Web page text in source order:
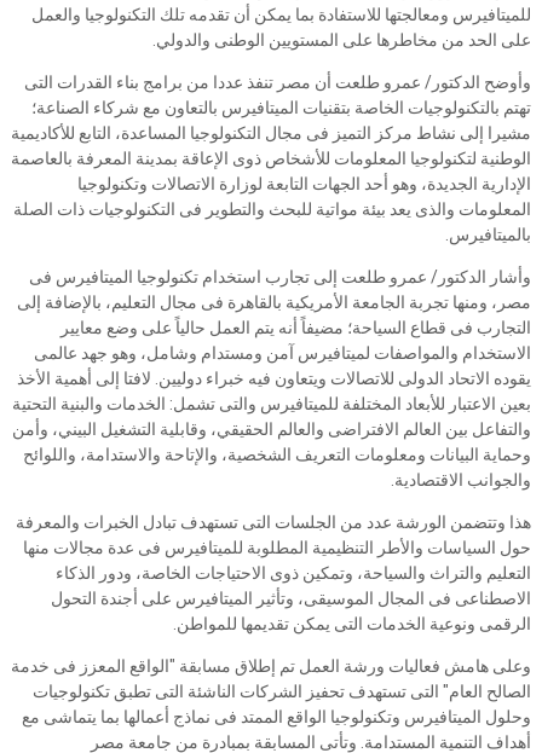
للميتافيرس ومعالجتها للاستفادة بما يمكن أن تقدمه تلك التكنولوجيا والعمل
على الحد من مخاطرها على المستويين الوطنى والدولي.
وأوضح الدكتور/ عمرو طلعت أن مصر تنفذ عددا من برامج بناء القدرات التى
تهتم بالتكنولوجيات الخاصة بتقنيات الميتافيرس بالتعاون مع شركاء الصناعة؛
مشيرا إلى نشاط مركز التميز فى مجال التكنولوجيا المساعدة، التابع للأكاديمية
الوطنية لتكنولوجيا المعلومات للأشخاص ذوى الإعاقة بمدينة المعرفة بالعاصمة
الإدارية الجديدة، وهو أحد الجهات التابعة لوزارة الاتصالات وتكنولوجيا
المعلومات والذى يعد بيئة مواتية للبحث والتطوير فى التكنولوجيات ذات الصلة
بالميتافيرس.
وأشار الدكتور/ عمرو طلعت إلى تجارب استخدام تكنولوجيا الميتافيرس فى
مصر، ومنها تجربة الجامعة الأمريكية بالقاهرة فى مجال التعليم، بالإضافة إلى
التجارب فى قطاع السياحة؛ مضيفاً أنه يتم العمل حالياً على وضع معايير
الاستخدام والمواصفات لميتافيرس آمن ومستدام وشامل، وهو جهد عالمى
يقوده الاتحاد الدولى للاتصالات ويتعاون فيه خبراء دوليين. لافتا إلى أهمية الأخذ
بعين الاعتبار للأبعاد المختلفة للميتافيرس والتى تشمل: الخدمات والبنية التحتية
والتفاعل بين العالم الافتراضى والعالم الحقيقي، وقابلية التشغيل البيني، وأمن
وحماية البيانات ومعلومات التعريف الشخصية، والإتاحة والاستدامة، واللوائح
والجوانب الاقتصادية.
هذا وتتضمن الورشة عدد من الجلسات التى تستهدف تبادل الخبرات والمعرفة
حول السياسات والأطر التنظيمية المطلوبة للميتافيرس فى عدة مجالات منها
التعليم والتراث والسياحة، وتمكين ذوى الاحتياجات الخاصة، ودور الذكاء
الاصطناعى فى المجال الموسيقى، وتأثير الميتافيرس على أجندة التحول
الرقمى ونوعية الخدمات التى يمكن تقديمها للمواطن.
وعلى هامش فعاليات ورشة العمل تم إطلاق مسابقة "الواقع المعزز فى خدمة
الصالح العام" التى تستهدف تحفيز الشركات الناشئة التى تطبق تكنولوجيات
وحلول الميتافيرس وتكنولوجيا الواقع الممتد فى نماذج أعمالها بما يتماشى مع
أهداف التنمية المستدامة. وتأتى المسابقة بمبادرة من جامعة مصر